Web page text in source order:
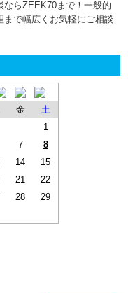
ならZEEK70まで！一般的
で幅広くお気軽にご相談
金
土
1
7
8
14
15
21
22
28
29